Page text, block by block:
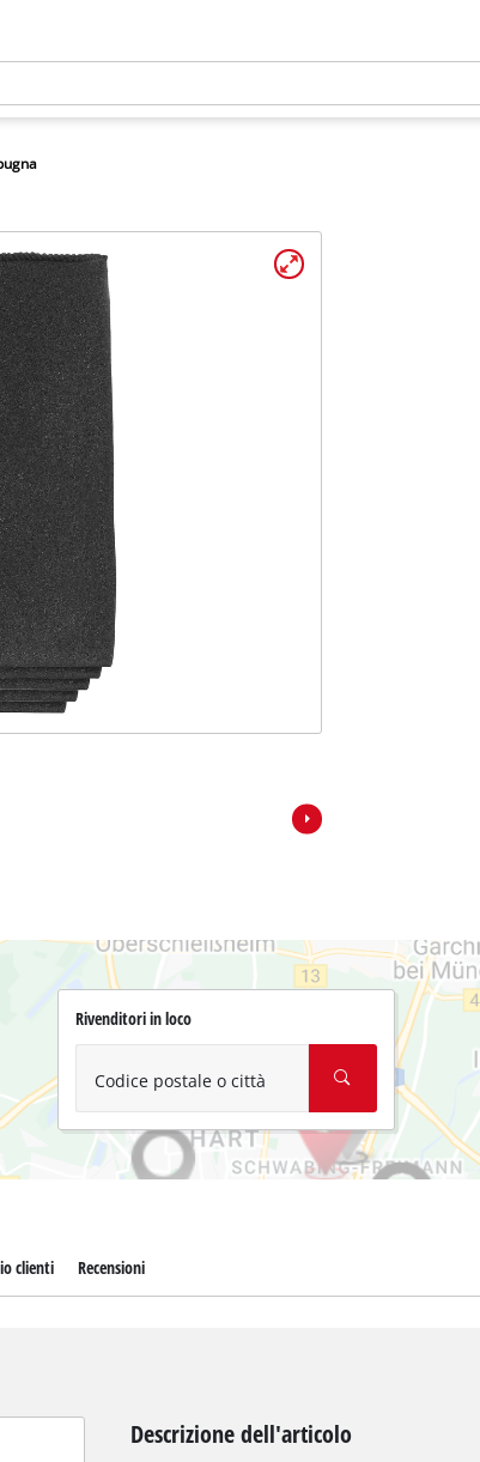
Rivenditori in loco
Codice postale o città
clienti Recensioni
Descrizione dell'articolo